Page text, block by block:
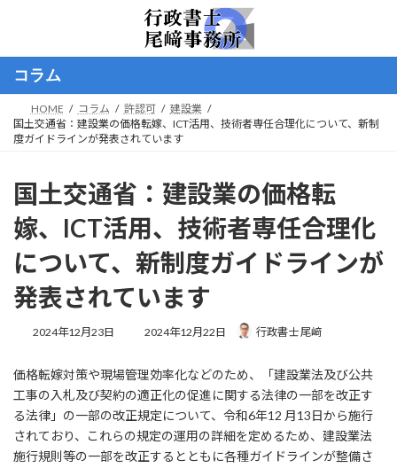
ン
へ
ー
ョ
コラム
HOME コラム 許認可
建設業
国土交通省：建設業の価格転嫁、ICT活用、技術者専任合理化について、新制
度ガイドラインが発表されています
国土交通省：建設業の価格転
嫁、ICT活用、技術者専任合理化
について、新制度ガイドラインが
発表されています
2024年12月23日
最
新
日
時
:
2024年12月22日 行政書士 尾﨑
価格転嫁対策や現場管理効率化などのため、「建設業法及び公共
工事の入札及び契約の適正化の促進に関する法律の一部を改正す
る法律」の一部の改正規定について、令和6年12 月13日から施行
されており、これらの規定の運用の詳細を定めるため、建設業法
施行規則等の一部を改正するとともに各種ガイドラインが整備さ